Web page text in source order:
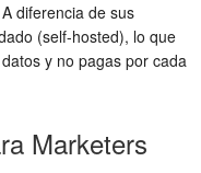
diferencia de sus
(self-hosted), lo que
y no pagas por cada
Marketers